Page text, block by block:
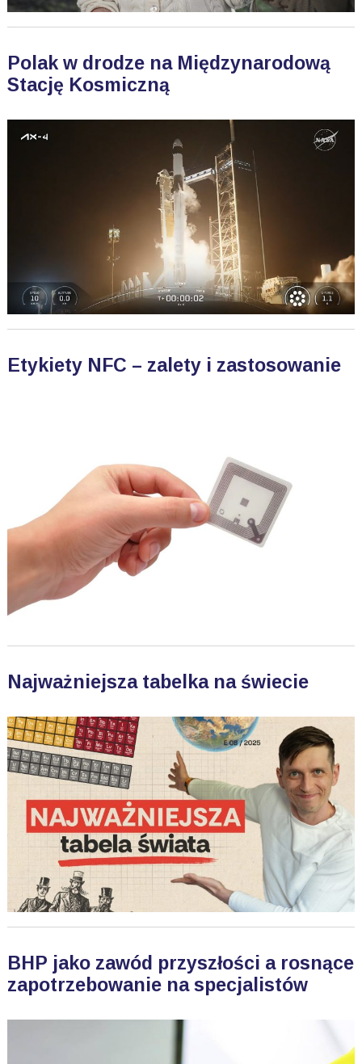
Polak w drodze na Międzynarodową
Stację Kosmiczną
Etykiety NFC – zalety i zastosowanie
Najważniejsza tabelka na świecie
BHP jako zawód przyszłości a rosnące
zapotrzebowanie na specjalistów